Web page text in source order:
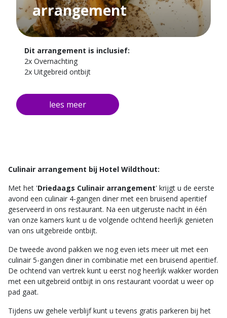
arrangement
Dit arrangement is inclusief:
2x Overnachting
2x Uitgebreid ontbijt
op de eerste avond
1x Culinair 5-Gangen diner met sprankelend aperitief
op de tweede avond
Culinair arrangement bij Hotel Wildthout:
Met het 'Driedaags Culinair arrangement' krijgt u de eerste
avond een culinair 4-gangen diner met een bruisend aperitief
geserveerd in ons restaurant. Na een uitgeruste nacht in één
van onze kamers kunt u de volgende ochtend heerlijk genieten
van ons uitgebreide ontbijt.
De tweede avond pakken we nog even iets meer uit met een
culinair 5-gangen diner in combinatie met een bruisend aperitief.
De ochtend van vertrek kunt u eerst nog heerlijk wakker worden
met een uitgebreid ontbijt in ons restaurant voordat u weer op
pad gaat.
Tijdens uw gehele verblijf kunt u tevens gratis parkeren bij het